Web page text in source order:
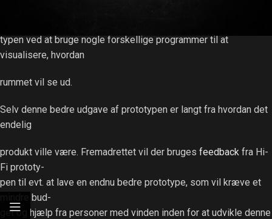
typen ved at bruge nogle forskellige programmer til at
visualisere, hvordan
rummet vil se ud.
Selv denne bedre udgave af prototypen er langt fra hvordan det
endelig
produkt ville være. Fremadrettet vil der bruges feedback fra Hi-
Fi prototy-
pen til evt. at lave en endnu bedre prototype, som vil kræve et
mindre bud-
get og hjælp fra personer med vinden inden for at udvikle denne